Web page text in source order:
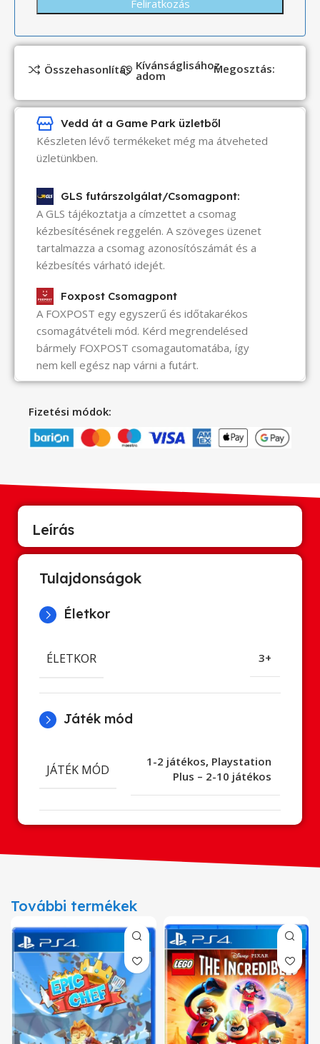
Összehasonlítás Kívánságlisához
adom Megosztás:
Vedd át a Game Park üzletből
Készleten lévő termékeket még ma átveheted
üzletünkben.
GLS futárszolgálat/Csomagpont:
A GLS tájékoztatja a címzettet a csomag
kézbesítésének reggelén. A szöveges üzenet
tartalmazza a csomag azonosítószámát és a
kézbesítés várható idejét.
Foxpost Csomagpont
A FOXPOST egy egyszerű és időtakarékos
csomagátvételi mód. Kérd megrendelésed
bármely FOXPOST csomagautomatába, így
nem kell egész nap várni a futárt.
Fizetési módok:
Leírás
Tulajdonságok
Életkor
ÉLETKOR 3+
Játék mód
JÁTÉK MÓD
1-2 játékos, Playstation
Plus – 2-10 játékos
További termékek